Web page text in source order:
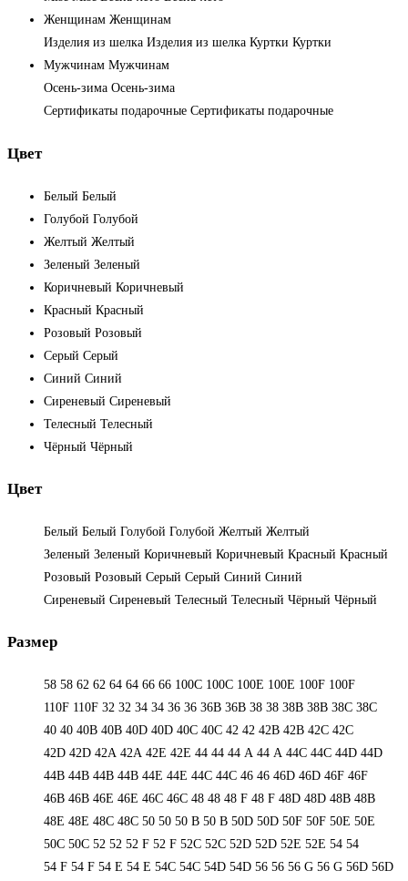
Женщинам Женщинам
Изделия из шелка Изделия из шелка Куртки Куртки
Мужчинам Мужчинам
Осень-зима Осень-зима
Сертификаты подарочные Сертификаты подарочные
Цвет
Белый Белый
Голубой Голубой
Желтый Желтый
Зеленый Зеленый
Коричневый Коричневый
Красный Красный
Розовый Розовый
Серый Серый
Синий Синий
Сиреневый Сиреневый
Телесный Телесный
Чёрный Чёрный
Цвет
Белый Белый Голубой Голубой Желтый Желтый
Зеленый Зеленый Коричневый Коричневый Красный Красный
Розовый Розовый Серый Серый Синий Синий
Сиреневый Сиреневый Телесный Телесный Чёрный Чёрный
Размер
58 58 62 62 64 64 66 66 100C 100C 100E 100E 100F 100F
110F 110F 32 32 34 34 36 36 36B 36B 38 38 38B 38B 38С 38С
40 40 40B 40B 40D 40D 40С 40С 42 42 42B 42B 42C 42C
42D 42D 42А 42А 42Е 42Е 44 44 44 А 44 А 44C 44C 44D 44D
44В 44В 44В 44В 44Е 44Е 44С 44С 46 46 46D 46D 46F 46F
46В 46В 46Е 46Е 46С 46С 48 48 48 F 48 F 48D 48D 48В 48В
48Е 48Е 48С 48С 50 50 50 B 50 B 50D 50D 50F 50F 50Е 50Е
50С 50С 52 52 52 F 52 F 52C 52C 52D 52D 52E 52E 54 54
54 F 54 F 54 Е 54 Е 54C 54C 54D 54D 56 56 56 G 56 G 56D 56D